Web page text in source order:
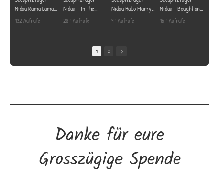
Nidau Rama Lama
Ding Dong Rocky
Sharpe & The
132 Aufrufe
Nidau - In The
Sommertime -
Mungo Jerry
287 Aufrufe
Nidau Hallo Marry
Lou - Ricky Nelson
Produziert von
97 Aufrufe
Nidau - Bought and
Sold - Rag Dolls an
der Bieler Fasnacht
167 Aufrufe
1 2
Danke für eure
Grosszügige Spende